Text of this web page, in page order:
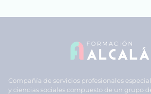
Compañía de servicios profesionales
y ciencias sociales compuesto de un grupo